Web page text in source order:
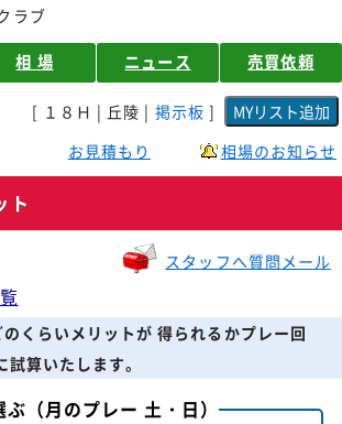
ラブ
相 場 ニュース 売買依頼
[ １８Ｈ | 丘陵 | 掲示板 ]
お見積もり
相場のお知らせ
ト
スタッフへ質問メール
くらいメリットが 得られるかプレー回
算いたします。
ぶ（月のプレー 土・日）